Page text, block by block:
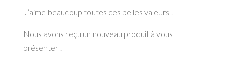
J’aime beaucoup toutes ces belles valeurs !
Nous avons reçu un nouveau produit à vous
présenter !